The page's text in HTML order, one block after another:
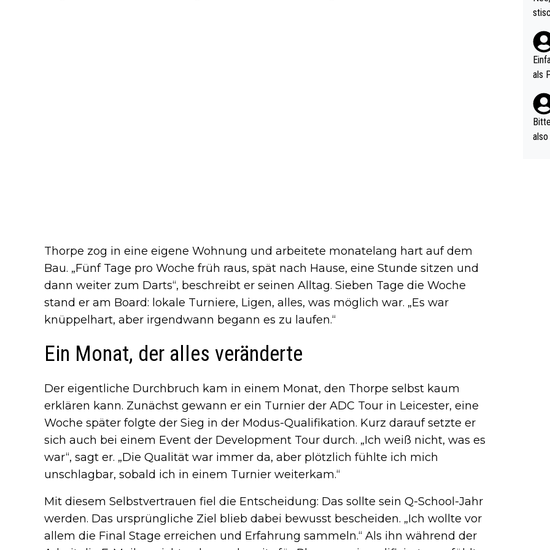
Thorpe zog in eine eigene Wohnung und arbeitete monatelang hart auf dem
Bau. „Fünf Tage pro Woche früh raus, spät nach Hause, eine Stunde sitzen und
dann weiter zum Darts“, beschreibt er seinen Alltag. Sieben Tage die Woche
stand er am Board: lokale Turniere, Ligen, alles, was möglich war. „Es war
knüppelhart, aber irgendwann begann es zu laufen.“
Ein Monat, der alles veränderte
Der eigentliche Durchbruch kam in einem Monat, den Thorpe selbst kaum
erklären kann. Zunächst gewann er ein Turnier der ADC Tour in Leicester, eine
Woche später folgte der Sieg in der Modus-Qualifikation. Kurz darauf setzte er
sich auch bei einem Event der Development Tour durch. „Ich weiß nicht, was es
war“, sagt er. „Die Qualität war immer da, aber plötzlich fühlte ich mich
unschlagbar, sobald ich in einem Turnier weiterkam.“
Mit diesem Selbstvertrauen fiel die Entscheidung: Das sollte sein Q-School-Jahr
werden. Das ursprüngliche Ziel blieb dabei bewusst bescheiden. „Ich wollte vor
allem die Final Stage erreichen und Erfahrung sammeln.“ Als ihn während der
(in
als
nes
ttler
vV
als